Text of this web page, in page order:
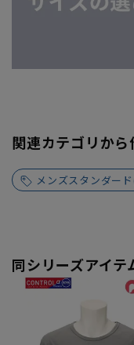
関連カテゴリか
メンズスタンダー
同シリーズアイテ